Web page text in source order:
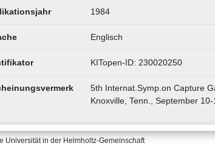
1984
Englisch
KITopen-ID: 230020250
5th Internat.Symp.on Capture
Knoxville, Tenn., September
Universität in der Helmholtz-Gemeinschaft